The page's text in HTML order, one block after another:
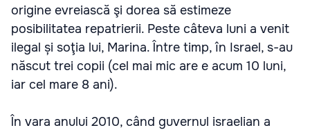
origine evreiască şi dorea să estimeze
posibilitatea repatrierii. Peste câteva luni a venit
ilegal și soţia lui, Marina. Între timp, în Israel, s-au
născut trei copii (cel mai mic are e acum 10 luni,
iar cel mare 8 ani).
În vara anului 2010, când guvernul israelian a